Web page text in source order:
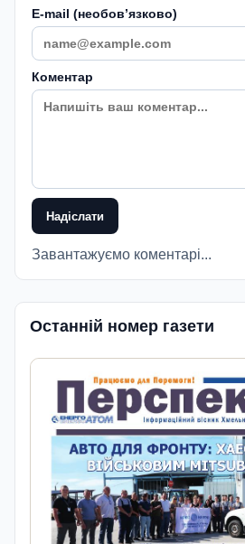
E-mail (необовʼязково)
Коментар
Надіслати
Завантажуємо коментарі...
Останній номер газети